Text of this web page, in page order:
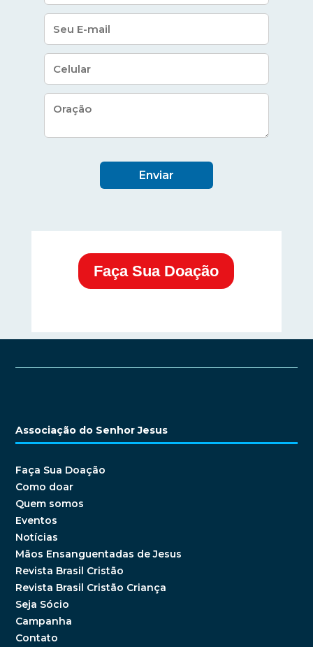
Enviar
Faça Sua Doação
Associação do Senhor Jesus
Faça Sua Doação
Como doar
Quem somos
Eventos
Notícias
Mãos Ensanguentadas de Jesus
Revista Brasil Cristão
Revista Brasil Cristão Criança
Seja Sócio
Campanha
Contato